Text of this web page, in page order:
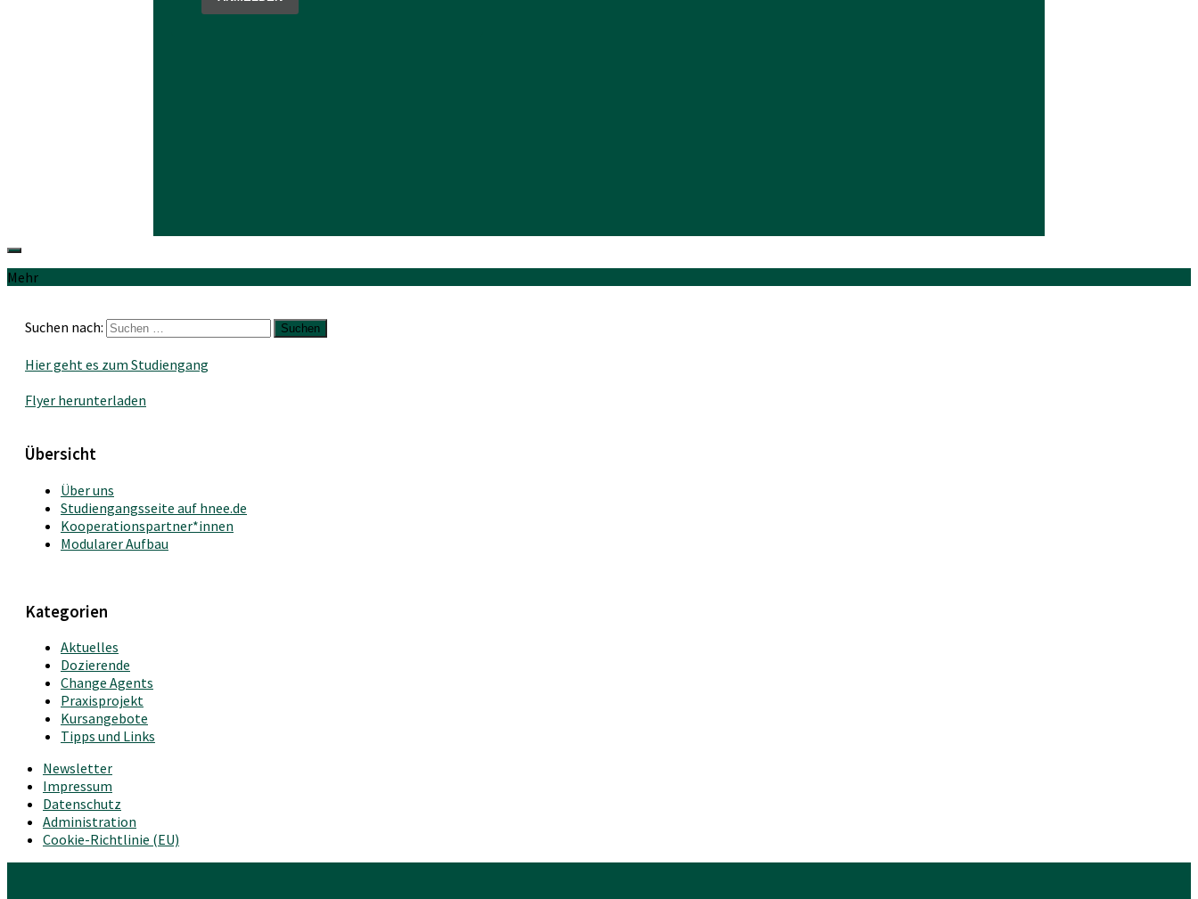
Mehr
Suchen nach:
Hier geht es zum Studiengang
Flyer herunterladen
Übersicht
Über uns
Studiengangsseite auf hnee.de
Kooperationspartner*innen
Modularer Aufbau
Kategorien
Aktuelles
Dozierende
Change Agents
Praxisprojekt
Kursangebote
Tipps und Links
Newsletter
Impressum
Datenschutz
Administration
Cookie-Richtlinie (EU)